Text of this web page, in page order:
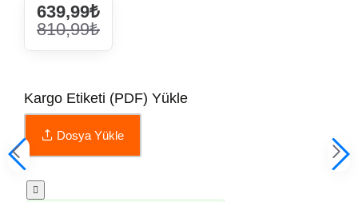
639,99₺
810,99₺
Kargo Etiketi (PDF) Yükle
Dosya Yükle